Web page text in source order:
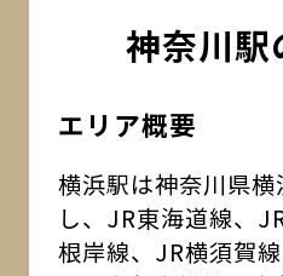
神奈川駅
エリア概要
横浜駅は神奈川県
し、JR東海道線、
根岸線、JR横須賀